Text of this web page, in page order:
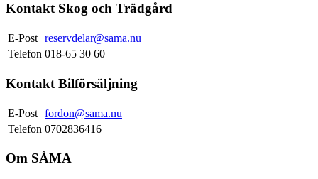
Kontakt Skog och Trädgård
E-Post reservdelar@sama.nu
Telefon 018-65 30 60
Kontakt Bilförsäljning
E-Post fordon@sama.nu
Telefon 0702836416
Om SÅMA